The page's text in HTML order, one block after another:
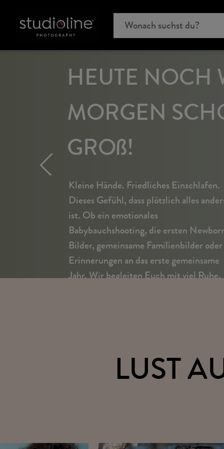
HEUTE NOCH
MORGEN
GROß!
Kleine Hände. Friedliches Einschlafen.
Dieses Gefühl, dass plötzlich alles
ist. Ob ein emotionales
Babybauchshooting, die ersten
Bilder, gemeinsame Familienbilder oder
Erinnerungen an das erste gemeinsame
Jahr. Wir begleiten Euch mit viel Ruhe,
LUST